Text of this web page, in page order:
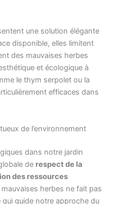
une solution élégante
disponible, elles limitent
des mauvaises herbes
et écologique à
le thym serpolet ou la
efficaces dans
de l’environnement
dans notre jardin
de respect de la
des ressources
herbes ne fait pas
guide notre approche du